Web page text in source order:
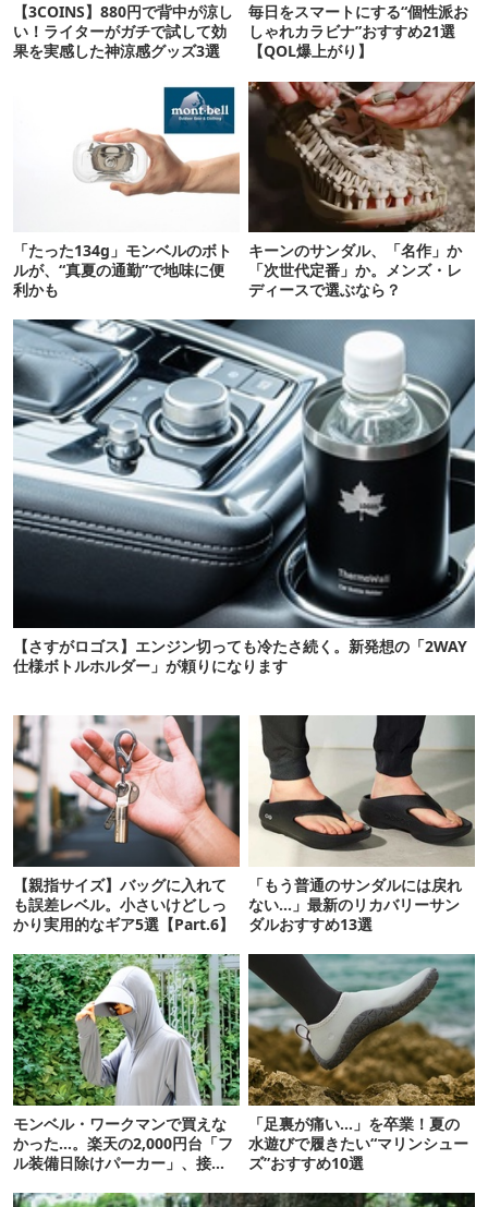
【3COINS】880円で背中が涼し
い！ライターがガチで試して効
果を実感した神涼感グッズ3選
毎日をスマートにする“個性派お
しゃれカラビナ”おすすめ21選
【QOL爆上がり】
「たった134g」モンベルのボト
ルが、“真夏の通勤”で地味に便
利かも
キーンのサンダル、「名作」か
「次世代定番」か。メンズ・レ
ディースで選ぶなら？
【さすがロゴス】エンジン切っても冷たさ続く。新発想の「2WAY
仕様ボトルホルダー」が頼りになります
【親指サイズ】バッグに入れて
も誤差レベル。小さいけどしっ
かり実用的なギア5選【Part.6】
「もう普通のサンダルには戻れ
ない…」最新のリカバリーサン
ダルおすすめ13選
モンベル・ワークマンで買えな
かった…。楽天の2,000円台「フ
ル装備日除けパーカー」、接触
「足裏が痛い…」を卒業！夏の
水遊びで履きたい“マリンシュー
ズ”おすすめ10選